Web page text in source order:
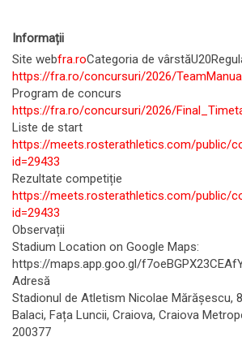
Informații
Site webfra.roCategoria de vârstăU20
https://fra.ro/concursuri/2026/
Program de concurs
https://fra.ro/concursuri/2026/
Liste de start
https://meets.rosterathletics.com/public/
id=29433
Rezultate competiție
https://meets.rosterathletics.com/public/
id=29433
Observații
Stadium Location on Google Maps:
https://maps.app.goo.gl/
Adresă
Stadionul de Atletism Nicolae Mărășescu,
Balaci, Fața Luncii, Craiova, Craiova
200377